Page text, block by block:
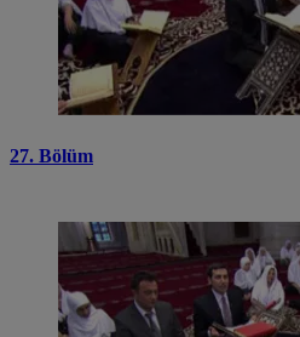
27. Bölüm